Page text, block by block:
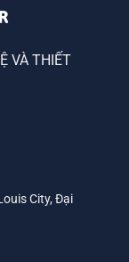
VÀ THIẾT
City, Đại